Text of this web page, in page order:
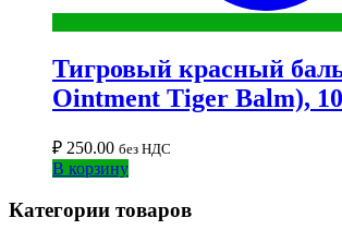
Тигровый красный
Ointment Tiger Balm),
₽ 250.00 без НДС
В корзину
Категории товаров